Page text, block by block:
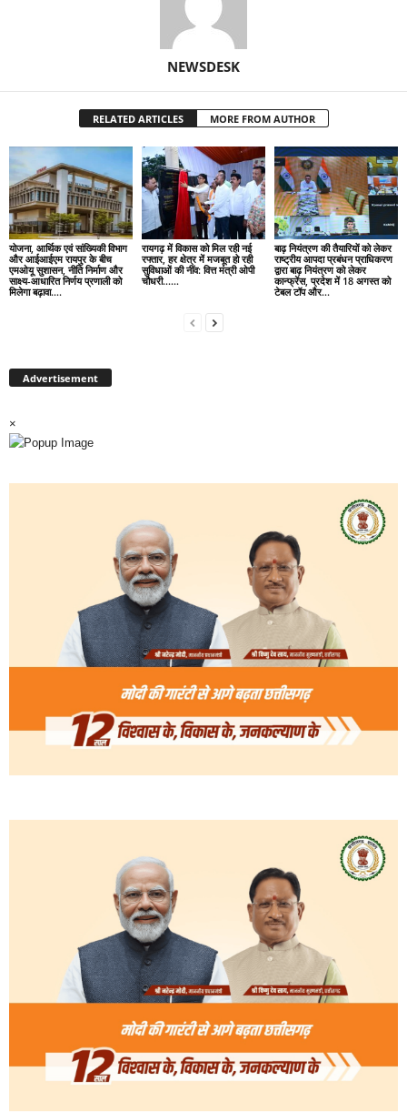
NEWSDESK
RELATED ARTICLES MORE FROM AUTHOR
योजना, आर्थिक एवं सांख्यिकी विभाग
और आईआईएम रायपुर के बीच
एमओयू सुशासन, नीति निर्माण और
साक्ष्य-आधारित निर्णय प्रणाली को
मिलेगा बढ़ावा….
रायगढ़ में विकास को मिल रही नई
रफ्तार, हर क्षेत्र में मजबूत हो रही
सुविधाओं की नींव: वित्त मंत्री ओपी
चौधरी……
बाढ़ नियंत्रण की तैयारियों को लेकर
राष्ट्रीय आपदा प्रबंधन प्राधिकरण
द्वारा बाढ़ नियंत्रण को लेकर
कान्फ्रेंस, प्रदेश में 18 अगस्त को
टेबल टॉप और...
Advertisement
×